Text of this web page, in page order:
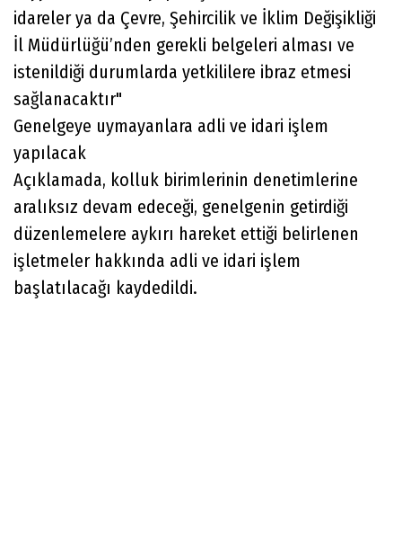
idareler ya da Çevre, Şehircilik ve İklim Değişikliği
İl Müdürlüğü’nden gerekli belgeleri alması ve
istenildiği durumlarda yetkililere ibraz etmesi
sağlanacaktır"
Genelgeye uymayanlara adli ve idari işlem
yapılacak
Açıklamada, kolluk birimlerinin denetimlerine
aralıksız devam edeceği, genelgenin getirdiği
düzenlemelere aykırı hareket ettiği belirlenen
işletmeler hakkında adli ve idari işlem
başlatılacağı kaydedildi.